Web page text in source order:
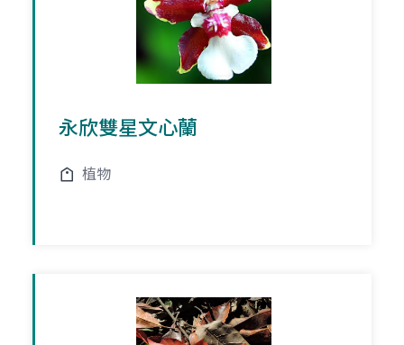
永欣雙星文心蘭
植物